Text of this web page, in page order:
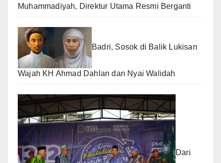
Muhammadiyah, Direktur Utama Resmi Berganti
Badri, Sosok di Balik Lukisan
Wajah KH Ahmad Dahlan dan Nyai Walidah
Dari